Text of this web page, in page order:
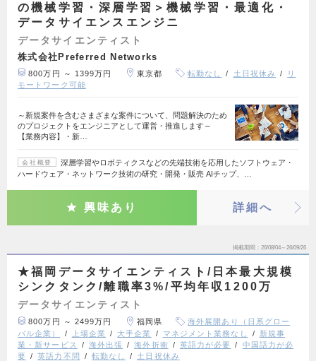
の機械学習・深層学習＞機械学習・最適化・
データサイエンスエンジニ
データサイエンティスト
株式会社Preferred Networks
800万円 ～ 1399万円 東京都 転勤なし 土日祝休み
リ
モートワーク可能
～新規案件を含むさまざまな案件について、問題解決のため
のプロジェクトをエンジニアとして運営・推進します～
【業務内容】・新…
会社概要
深層学習やロボティクスなどの先端技術を応用したソフトウェア・
ハードウェア・ネットワーク技術の研究・開発・販売 AIチップ、…
興味あり 詳細へ
掲載期間 26/08/04～26/09/26
★福岡データサイエンティスト/日本最大規模
シンクタンク/離職率3%/平均年収1200万
データサイエンティスト
800万円 ～ 2499万円 福岡県
海外展開あり（日系グロー
バル企業）
上場企業 大手企業 マネジメント業務なし
新規事
業・新サービス
海外出張 海外折衝 英語力が必要
中国語力が必
要
英語力不問 転勤なし 土日祝休み